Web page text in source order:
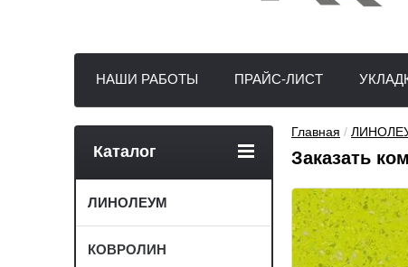
НАШИ РАБОТЫ ПРАЙС-ЛИСТ
Главная /
Заказать
Каталог
ЛИНОЛЕУМ
КОВРОЛИН